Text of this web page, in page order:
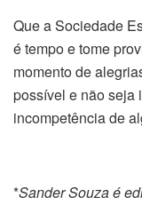
Que a Sociedade
é tempo e tome
momento de
possível e não seja
incompetência de
*Sander Souza é